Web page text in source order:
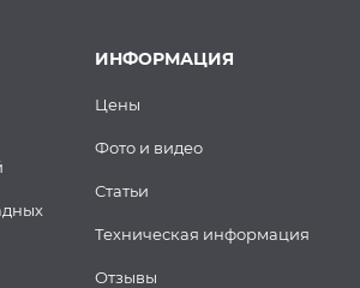
ИНФОРМАЦИЯ
Цены
Фото и видео
Статьи
Техническая информация
Отзывы